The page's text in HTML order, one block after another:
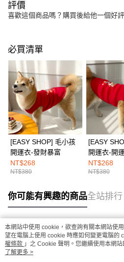
評價
喜歡這個商品嗎？購買後給他一個好
必買清單
[EASY SHOP] 毛小孩
開運衣-發財暴富
NT$268
NT$380
[EASY
開運衣-開
NT$268
NT$380
你可能有興趣的商品全站排行
熱門標籤
本網站中使用 cookie，欲查詢有關本網站使
望在電腦上使用 cookie 時應如何變更電腦的
權條款 」之 Cookie 聲明。您繼續使用本網
用條款之 Cookie 聲明使用 cookie。
了解更多 >